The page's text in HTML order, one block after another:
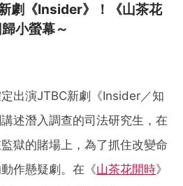
劇《Insider》！《山茶花
小螢幕～
出演JTBC新劇《Insider／知
述潛入調查的司法研究生，在
獄的賭場上，為了抓住改變命
作懸疑劇。在《山茶花開時》